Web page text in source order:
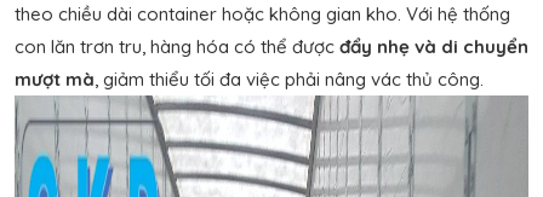
theo chiều dài container hoặc không gian kho. Với hệ thống
con lăn trơn tru, hàng hóa có thể được đẩy nhẹ và di chuyển
mượt mà, giảm thiểu tối đa việc phải nâng vác thủ công.